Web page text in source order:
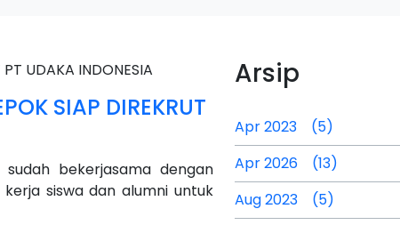
SIAP DIREKRUT
bekerjasama dengan
siswa dan alumni untuk
Arsip
Apr 2023 (5)
Apr 2026 (13)
Aug 2023 (5)